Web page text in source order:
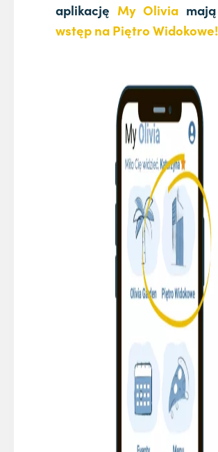
aplikację My Olivia mają
wstęp na Piętro Widokowe!